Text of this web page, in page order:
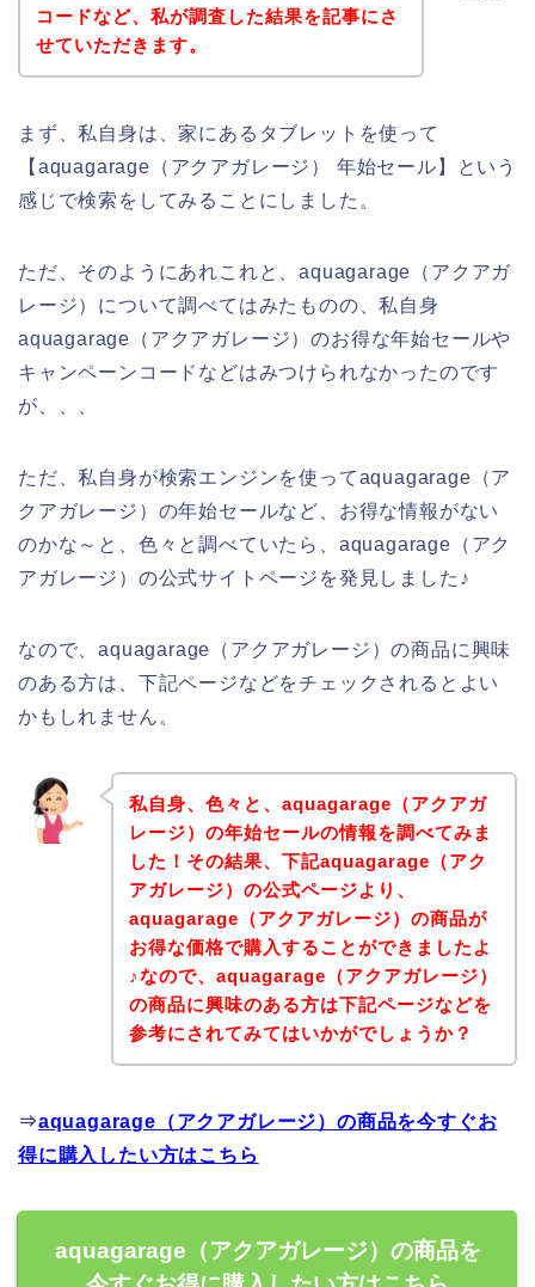
コードなど、私が調査した結果を記事にさ
せていただきます。
まず、私自身は、家にあるタブレットを使って
【aquagarage（アクアガレージ） 年始セール】という
感じで検索をしてみることにしました。
ただ、そのようにあれこれと、aquagarage（アクアガ
レージ）について調べてはみたものの、私自身
aquagarage（アクアガレージ）のお得な年始セールや
キャンペーンコードなどはみつけられなかったのです
が、、、
ただ、私自身が検索エンジンを使ってaquagarage（ア
クアガレージ）の年始セールなど、お得な情報がない
のかな～と、色々と調べていたら、aquagarage（アク
アガレージ）の公式サイトページを発見しました♪
なので、aquagarage（アクアガレージ）の商品に興味
のある方は、下記ページなどをチェックされるとよい
かもしれません。
私自身、色々と、aquagarage（アクアガ
レージ）の年始セールの情報を調べてみま
した！その結果、下記aquagarage（アク
アガレージ）の公式ページより、
aquagarage（アクアガレージ）の商品が
お得な価格で購入することができましたよ
♪なので、aquagarage（アクアガレージ）
の商品に興味のある方は下記ページなどを
参考にされてみてはいかがでしょうか？
⇒aquagarage（アクアガレージ）の商品を今すぐお
得に購入したい方はこちら
aquagarage（アクアガレージ）の商品を